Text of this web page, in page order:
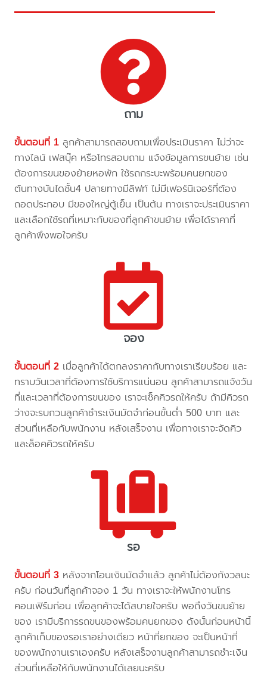
ถาม
ขั้นตอนที่ 1 ลูกค้าสามารถสอบถามเพื่อประเมินราคา ไม่ว่าจะ
ทางไลน์ เฟสบุ๊ค หรือโทรสอบถาม แจ้งข้อมูลการขนย้าย เช่น
ต้องการขนของย้ายหอพัก ใช้รถกระบะพร้อมคนยกของ
ต้นทางบันไดชั้น4 ปลายทางมีลิฟท์ ไม่มีเฟอร์นิเจอร์ที่ต้อง
ถอดประกอบ มีของใหญ่ตู้เย็น เป็นต้น ทางเราจะประเมินราคา
และเลือกใช้รถที่เหมาะกับของที่ลูกค้าขนย้าย เพื่อได้ราคาที่
ลูกค้าพึงพอใจครับ
จอง
ขั้นตอนที่ 2 เมื่อลูกค้าได้ตกลงราคากับทางเราเรียบร้อย และ
ทราบวันเวลาที่ต้องการใช้บริการแน่นอน ลูกค้าสามารถแจ้งวัน
ที่และเวลาที่ต้องการขนของ เราจะเช็คคิวรถให้ครับ ถ้ามีคิวรถ
ว่างจะรบกวนลูกค้าชำระเงินมัดจำก่อนขั้นต่ำ 500 บาท และ
ส่วนที่เหลือกับพนักงาน หลังเสร็จงาน เพื่อทางเราจะจัดคิว
และล็อคคิวรถให้ครับ
รอ
ขั้นตอนที่ 3 หลังจากโอนเงินมัดจำแล้ว ลูกค้าไม่ต้องกังวลนะ
ครับ ก่อนวันที่ลูกค้าจอง 1 วัน ทางเราจะให้พนักงานโทร
คอนเฟิร์มก่อน เพื่อลูกค้าจะได้สบายใจครับ พอถึงวันขนย้าย
ของ เรามีบริการรถขนของพร้อมคนยกของ ดังนั้นก่อนหน้านี้
ลูกค้าเก็บของรอเราอย่างเดียว หน้าที่ยกของ จะเป็นหน้าที่
ของพนักงานเราเองครับ หลังเสร็จงานลูกค้าสามารถชำะเงิน
ส่วนที่เหลือให้กับพนักงานได้เลยนะครับ